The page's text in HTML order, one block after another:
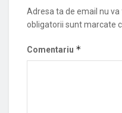
Adresa ta de email nu va
obligatorii sunt marcate
Comentariu *